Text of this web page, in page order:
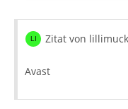
Danke fürs Überlegen/
Zitat von
Avast